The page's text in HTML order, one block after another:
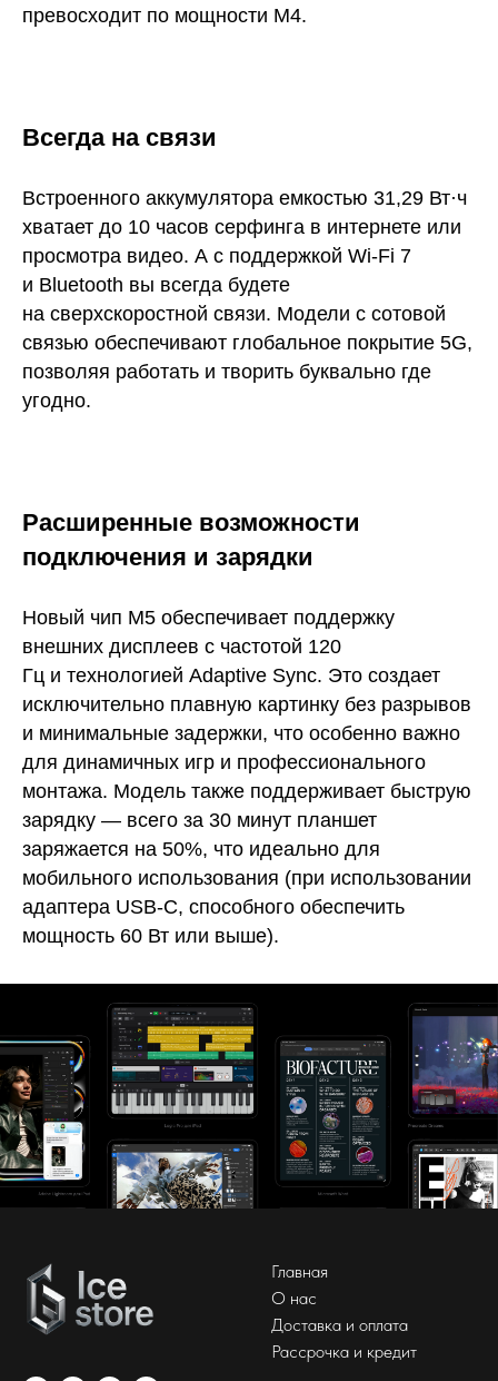
превосходит по мощности M4.
Всегда на связи
Встроенного аккумулятора емкостью 31,29 Вт·ч
хватает до 10 часов серфинга в интернете или
просмотра видео. А с поддержкой Wi-Fi 7
и Bluetooth вы всегда будете
на сверхскоростной связи. Модели с сотовой
связью обеспечивают глобальное покрытие 5G,
позволяя работать и творить буквально где
угодно.
Расширенные возможности
подключения и зарядки
Новый чип M5 обеспечивает поддержку
внешних дисплеев с частотой 120
Гц и технологией Adaptive Sync. Это создает
исключительно плавную картинку без разрывов
и минимальные задержки, что особенно важно
для динамичных игр и профессионального
монтажа. Модель также поддерживает быструю
зарядку — всего за 30 минут планшет
заряжается на 50%, что идеально для
мобильного использования (при использовании
адаптера USB-C, способного обеспечить
мощность 60 Вт или выше).
Главная
О нас
Доставка и оплата
Рассрочка и кредит